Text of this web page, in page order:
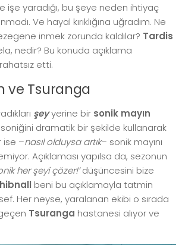
işe yaradığı, bu şeye neden ihtiyaç
Ve hayal kırıklığına uğradım. Ne
inmek zorunda kaldılar? Tardis
nedir? Bu konuda açıklama
etti.
ve Tsuranga
şeyyerine bir sonik mayın
dramatik bir şekilde kullanarak
ise –nasıl olduysa artık– sonik mayını
Açıklaması yapılsa da, sezonun
her şeyi çözer!’düşüncesini bize
beni bu açıklamayla tatmin
Her neyse, yaralanan ekibi o sırada
Tsuranga hastanesi alıyor ve